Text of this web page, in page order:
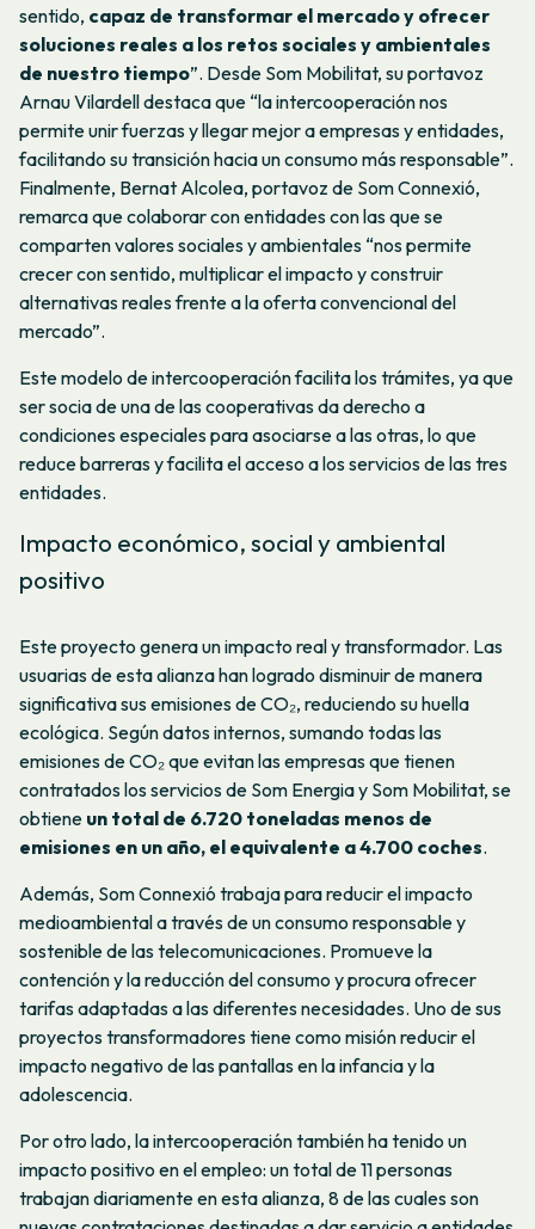
sentido, capaz de transformar el mercado y ofrecer
soluciones reales a los retos sociales y ambientales
de nuestro tiempo”. Desde Som Mobilitat, su portavoz
Arnau Vilardell destaca que “la intercooperación nos
permite unir fuerzas y llegar mejor a empresas y entidades,
facilitando su transición hacia un consumo más responsable”.
Finalmente, Bernat Alcolea, portavoz de Som Connexió,
remarca que colaborar con entidades con las que se
comparten valores sociales y ambientales “nos permite
crecer con sentido, multiplicar el impacto y construir
alternativas reales frente a la oferta convencional del
mercado”.
Este modelo de intercooperación facilita los trámites, ya que
ser socia de una de las cooperativas da derecho a
condiciones especiales para asociarse a las otras, lo que
reduce barreras y facilita el acceso a los servicios de las tres
entidades.
Impacto económico, social y ambiental
positivo
Este proyecto genera un impacto real y transformador. Las
usuarias de esta alianza han logrado disminuir de manera
significativa sus emisiones de CO₂, reduciendo su huella
ecológica. Según datos internos, sumando todas las
emisiones de CO₂ que evitan las empresas que tienen
contratados los servicios de Som Energia y Som Mobilitat, se
obtiene un total de 6.720 toneladas menos de
emisiones en un año, el equivalente a 4.700 coches.
Además, Som Connexió trabaja para reducir el impacto
medioambiental a través de un consumo responsable y
sostenible de las telecomunicaciones. Promueve la
contención y la reducción del consumo y procura ofrecer
tarifas adaptadas a las diferentes necesidades. Uno de sus
proyectos transformadores tiene como misión reducir el
impacto negativo de las pantallas en la infancia y la
adolescencia.
Por otro lado, la intercooperación también ha tenido un
impacto positivo en el empleo: un total de 11 personas
trabajan diariamente en esta alianza, 8 de las cuales son